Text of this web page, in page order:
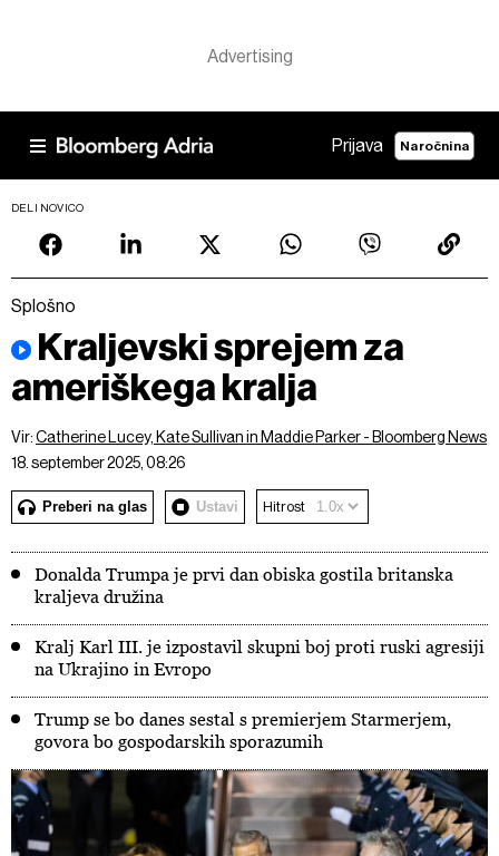
Prijava Naročnina
DELI NOVICO
Splošno
Kraljevski sprejem za
ameriškega kralja
Vir:Catherine Lucey, Kate Sullivan in Maddie Parker - Bloomberg News
18. september 2025, 08:26
Preberi na glas Ustavi Hitrost
Donalda Trumpa je prvi dan obiska gostila britanska
kraljeva družina
Kralj Karl III. je izpostavil skupni boj proti ruski agresiji
na Ukrajino in Evropo
Trump se bo danes sestal s premierjem Starmerjem,
govora bo gospodarskih sporazumih